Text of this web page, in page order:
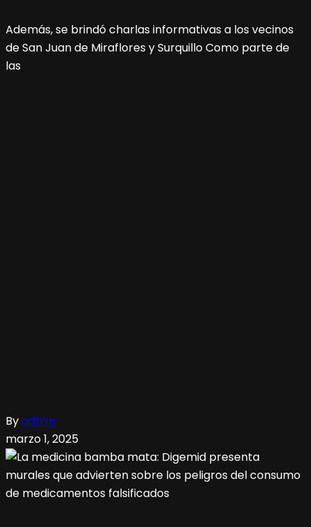
Además, se brindó charlas informativas a los vecinos
de San Juan de Miraflores y Surquillo Como parte de
las
Byadmin
marzo 1, 2025